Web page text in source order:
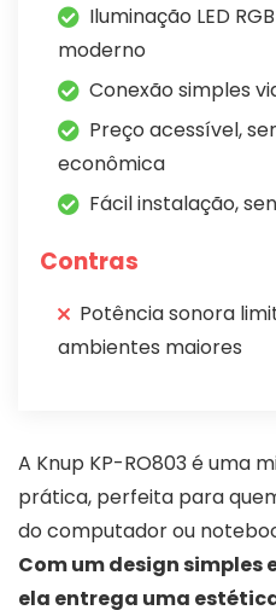
Iluminação LED
moderno
Conexão simples
Preço acessível,
econômica
Fácil instalação,
Contras
Potência sonora
ambientes maiores
A Knup KP-RO803 é uma
prática, perfeita para
do computador ou
Com um design simples
ela entrega uma